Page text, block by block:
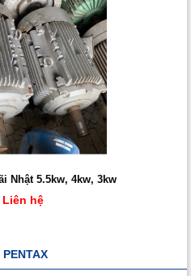
Nhật 5.5kw, 4kw, 3kw
Liên hệ